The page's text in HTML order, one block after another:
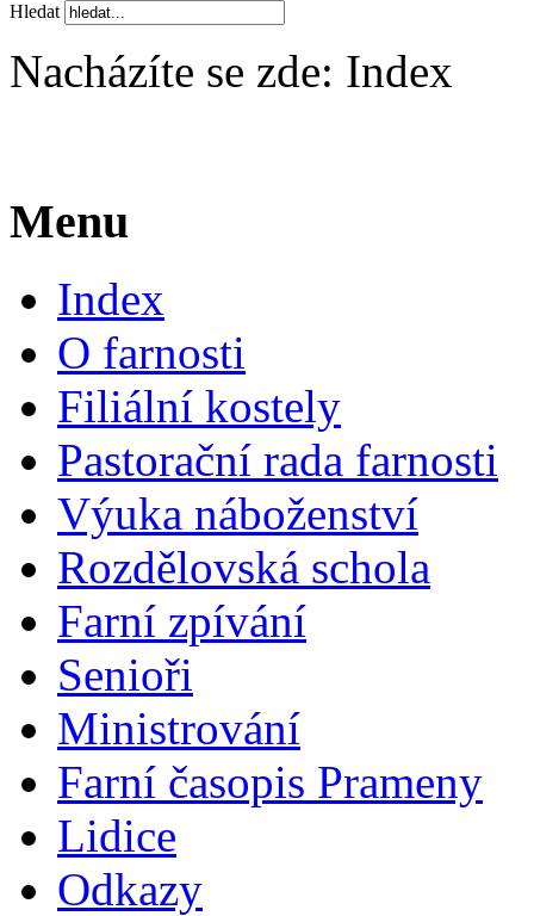
Hledat
Nacházíte se zde: Index
Menu
Index
O farnosti
Filiální kostely
Pastorační rada farnosti
Výuka náboženství
Rozdělovská schola
Farní zpívání
Senioři
Ministrování
Farní časopis Prameny
Lidice
Odkazy